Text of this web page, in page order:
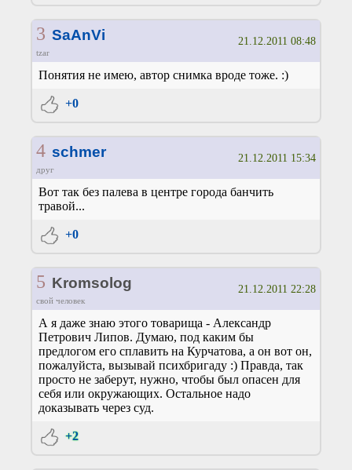
3 SaAnVi
tzar
21.12.2011 08:48
Понятия не имею, автор снимка вроде тоже. :)
+0
4 schmer
друг
21.12.2011 15:34
Вот так без палева в центре города банчить
травой...
+0
5 Kromsolog
свой человек
21.12.2011 22:28
А я даже знаю этого товарища - Александр
Петрович Липов. Думаю, под каким бы
предлогом его сплавить на Курчатова, а он вот он,
пожалуйста, вызывай психбригаду :) Правда, так
просто не заберут, нужно, чтобы был опасен для
себя или окружающих. Остальное надо
доказывать через суд.
+2